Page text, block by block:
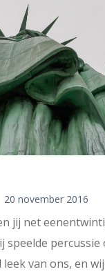
20 november 2016
jij net
speelde percussie
leek van ons, en